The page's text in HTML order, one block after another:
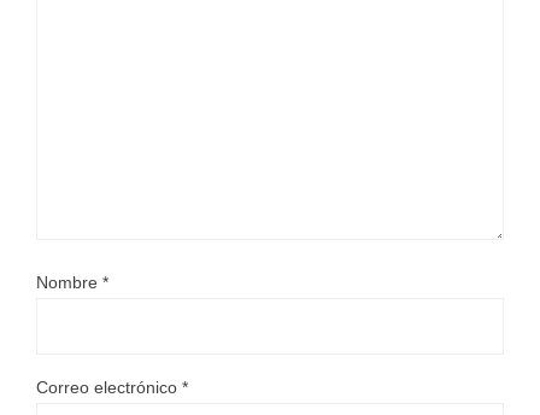
Nombre *
Correo electrónico *